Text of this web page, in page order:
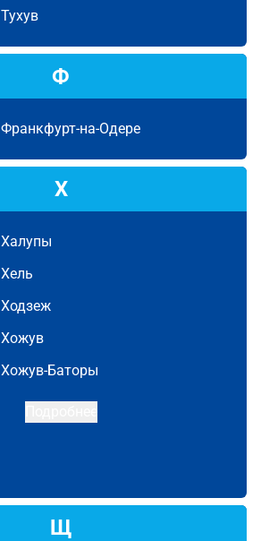
Тухув
Ф
Франкфурт-на-Одере
Х
Халупы
Хель
Ходзеж
Хожув
Хожув-Баторы
Щ